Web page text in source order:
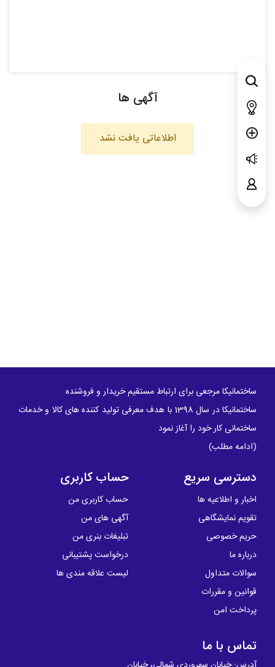
آگهی ها
اطلاعاتی یافت نشد
ساختمانیکا مرجعی برای ارتباط مستقیم خریدار و فروشنده
ساختمانیکا در سال 1398 با هدف معرفی تولید کننده های کالا و خدمات
ساختمانی کار خود را آغاز نمود
(ادامه مطلب)
دسترسی سریع
اخبار و اطلاعیه ها
تقویم نمایشگاهی
حریم خصوصی
درباره ما
سوالات متداول
قوانین و مقررات
پرداخت امن
حساب کاربری
حساب کاربری من
آگهی های من
تبلیغات بنری من
درخواست پشتیبانی
لیست علاقه مندی ها
تماس با ما